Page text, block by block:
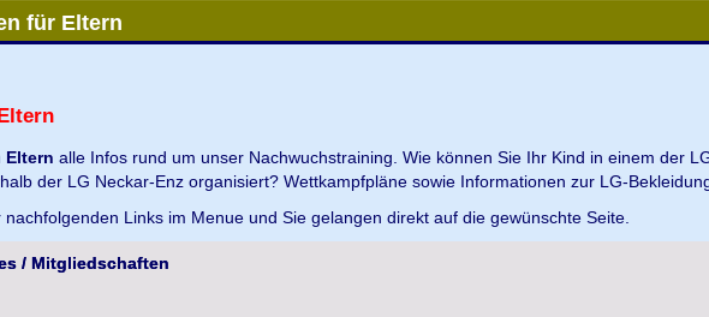
für Eltern
Eltern alle Infos rund um unser Nachwuchstraining. Wie können Sie Ihr Kind in einem der
der LG Neckar-Enz organisiert? Wettkampfpläne sowie Informationen zur LG-
Links im Menue und Sie gelangen direkt auf die gewünschte Seite.
/ Mitgliedschaften